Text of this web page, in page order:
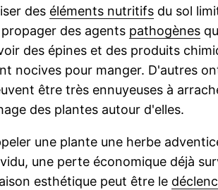
des éléments nutritifs du sol
des agents pathogènes
des épines et des produits
nocives pour manger. D'autres
être très ennuyeuses à
des plantes autour d'elles.
une plante une herbe
une perte économique déjà
esthétique peut être le